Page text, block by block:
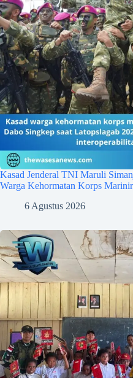
Kasad Jenderal TNI Maruli
Warga Kehormatan Korps
6 Agustus 2026